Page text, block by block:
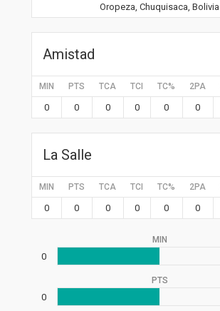
Oropeza, Chuquisaca, Bolivia
Amistad
MIN PTS TCA TCI TC% 2PA
0 0 0 0 0 0
La Salle
MIN PTS TCA TCI TC% 2PA
0 0 0 0 0 0
MIN
0
PTS
0